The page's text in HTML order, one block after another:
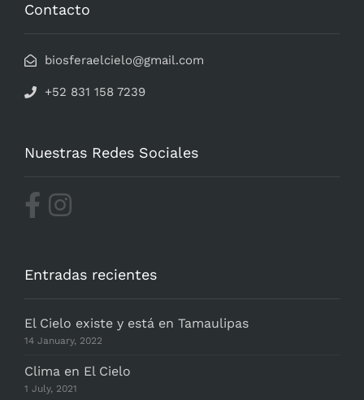
Contacto
biosferaelcielo@gmail.com
+52 831 158 7239
Nuestras Redes Sociales
Entradas recientes
El Cielo existe y está en Tamaulipas
14 January, 2022
Clima en El Cielo
1 July, 2021